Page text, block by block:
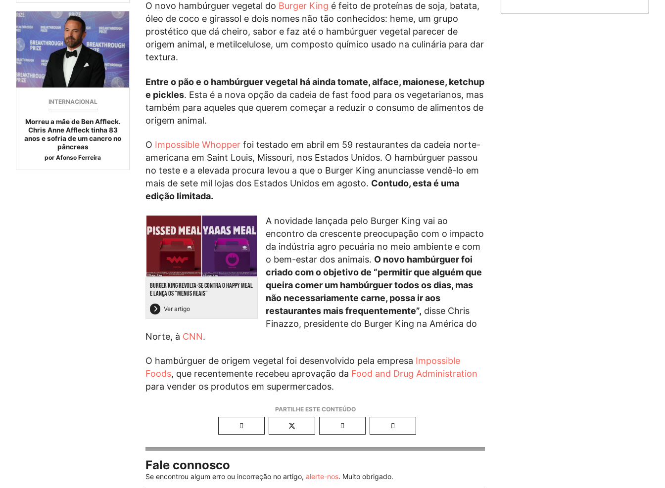
INTERNACIONAL
Morreu a mãe de Ben Affleck.
Chris Anne Affleck tinha 83
anos e sofria de um cancro no
pâncreas
por Afonso Ferreira
O novo hambúrguer vegetal do Burger King é feito de proteínas de soja, batata,
óleo de coco e girassol e dois nomes não tão conhecidos: heme, um grupo
prostético que dá cheiro, sabor e faz até o hambúrguer vegetal parecer de
origem animal, e metilcelulose, um composto químico usado na culinária para dar
textura.
Entre o pão e o hambúrguer vegetal há ainda tomate, alface, maionese, ketchup
e pickles. Esta é a nova opção da cadeia de fast food para os vegetarianos, mas
também para aqueles que querem começar a reduzir o consumo de alimentos de
origem animal.
O Impossible Whopper foi testado em abril em 59 restaurantes da cadeia norte-
americana em Saint Louis, Missouri, nos Estados Unidos. O hambúrguer passou
no teste e a elevada procura levou a que o Burger King anunciasse vendê-lo em
mais de sete mil lojas dos Estados Unidos em agosto. Contudo, esta é uma
edição limitada.
BURGER KING REVOLTA-SE CONTRA O HAPPY MEAL
E LANÇA OS “MENUS REAIS”
Ver artigo
A novidade lançada pelo Burger King vai ao
encontro da crescente preocupação com o impacto
da indústria agro pecuária no meio ambiente e com
o bem-estar dos animais. O novo hambúrguer foi
criado com o objetivo de “permitir que alguém que
queira comer um hambúrguer todos os dias, mas
não necessariamente carne, possa ir aos
restaurantes mais frequentemente”, disse Chris
Finazzo, presidente do Burger King na América do
Norte, à CNN.
O hambúrguer de origem vegetal foi desenvolvido pela empresa Impossible
Foods, que recentemente recebeu aprovação da Food and Drug Administration
para vender os produtos em supermercados.
Fale connosco
Se encontrou algum erro ou incorreção no artigo,alerte-nos. Muito obrigado.